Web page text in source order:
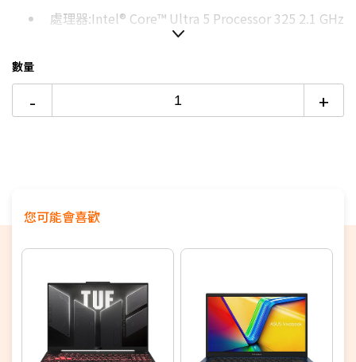
18期 0利率
6期
12期
$1,999
$6,419
$3,209
3家銀行/業者
18家銀行/業者
18家銀行/業者
AI PC是什麼？→點我看達人教你買
特仕版筆電推薦→點我看達人教你買
處理器:Intel® Core™ Ultra 5 Processor 325 2.1 GHz
Wi-Fi 6 (802.11ax)+Bluetooth 5.3
數量
- +
您可能會喜歡